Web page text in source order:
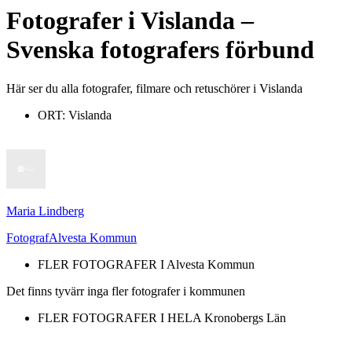
FotograferiVislanda–
Svenska fotografers förbund
Här ser du alla fotografer, filmare och retuschörer i Vislanda
ORT: Vislanda
Maria Lindberg
FotografAlvesta Kommun
FLER FOTOGRAFER I Alvesta Kommun
Det finns tyvärr inga fler fotografer i kommunen
FLER FOTOGRAFER I HELA Kronobergs Län